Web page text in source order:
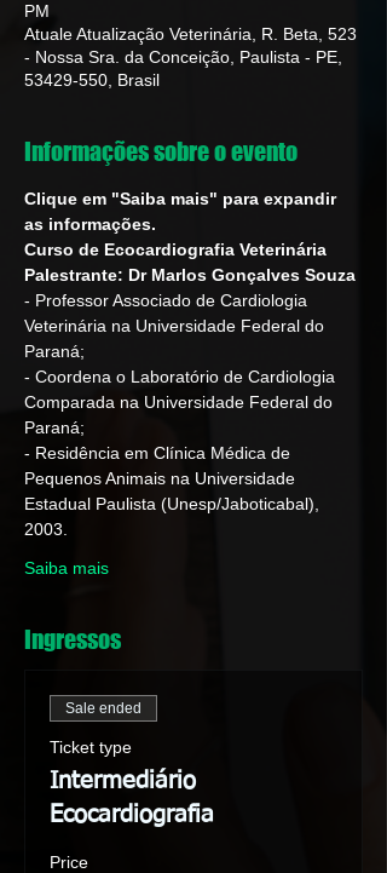
PM
Atuale Atualização Veterinária, R. Beta, 523
- Nossa Sra. da Conceição, Paulista - PE,
53429-550, Brasil
Informações sobre o evento
Clique em "Saiba mais" para expandir
as informações.
Curso de Ecocardiografia Veterinária
Palestrante: Dr Marlos Gonçalves Souza
- Professor Associado de Cardiologia
Veterinária na Universidade Federal do
Paraná;
- Coordena o Laboratório de Cardiologia
Comparada na Universidade Federal do
Paraná;
- Residência em Clínica Médica de
Pequenos Animais na Universidade
Estadual Paulista (Unesp/Jaboticabal),
2003.
Saiba mais
Ingressos
Sale ended
Ticket type
Intermediário
Ecocardiografia
Price